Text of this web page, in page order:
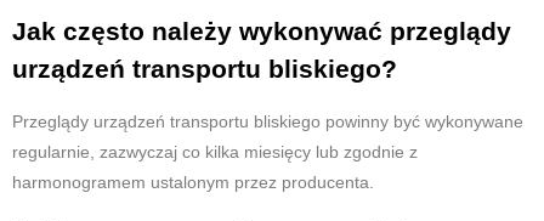
Jak często należy wykonywać przeglądy
urządzeń transportu bliskiego?
Przeglądy urządzeń transportu bliskiego powinny być wykonywane
regularnie, zazwyczaj co kilka miesięcy lub zgodnie z
harmonogramem ustalonym przez producenta.